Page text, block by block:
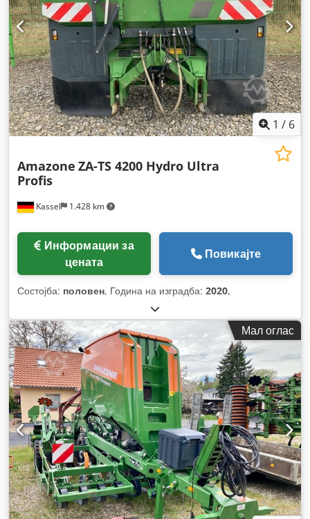
1 / 6
Kassel 1.428 km
Amazone ZA-TS 4200 Hydro Ultra
Profis
цената
Повикајте
Состојба: половен, Година на изградба: 2020,
Мал оглас